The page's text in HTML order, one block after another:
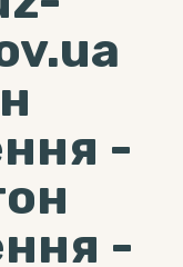
-
-